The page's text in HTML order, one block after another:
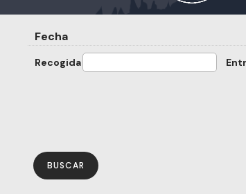
Fecha
Recogida
BUSCAR